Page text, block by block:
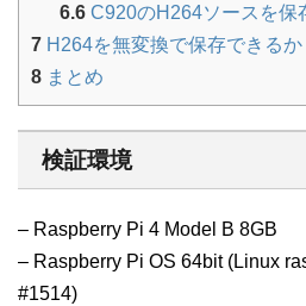
6.6 C920のH264ソースを保
7 H264を無変換で保存できるか
8 まとめ
検証環境
– Raspberry Pi 4 Model B 8GB
– Raspberry Pi OS 64bit (Linux
#1514)